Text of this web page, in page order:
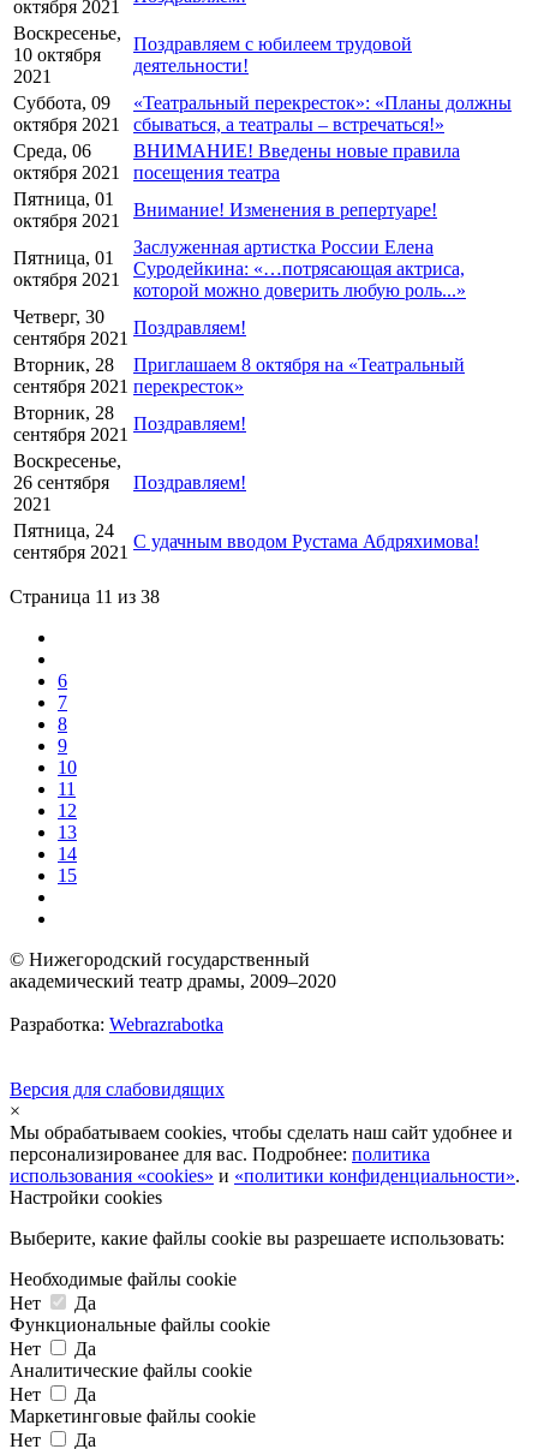
октября 2021
Воскресенье,
10 октября
2021
Поздравляем с юбилеем трудовой
деятельности!
Суббота, 09
октября 2021
«Театральный перекресток»: «Планы должны
сбываться, а театралы – встречаться!»
Среда, 06
октября 2021
ВНИМАНИЕ! Введены новые правила
посещения театра
Пятница, 01
октября 2021
Внимание! Изменения в репертуаре!
Пятница, 01
октября 2021
Заслуженная артистка России Елена
Суродейкина: «…потрясающая актриса,
которой можно доверить любую роль...»
Четверг, 30
сентября 2021
Поздравляем!
Вторник, 28
сентября 2021
Приглашаем 8 октября на «Театральный
перекресток»
Вторник, 28
сентября 2021
Поздравляем!
Воскресенье,
26 сентября
2021
Поздравляем!
Пятница, 24
сентября 2021
С удачным вводом Рустама Абдряхимова!
Страница 11 из 38
6
7
8
9
10
11
12
13
14
15
© Нижегородский государственный
академический театр драмы, 2009–2020
Разработка: Webrazrabotka
Версия для слабовидящих
×
Мы обрабатываем cookies, чтобы сделать наш сайт удобнее и
персонализированее для вас. Подробнее: политика
использования «cookies» и «политики конфиденциальности».
Настройки cookies
Выберите, какие файлы cookie вы разрешаете использовать:
Необходимые файлы cookie
Нет
Да
Функциональные файлы cookie
Нет
Да
Аналитические файлы cookie
Нет
Да
Маркетинговые файлы cookie
Нет
Да